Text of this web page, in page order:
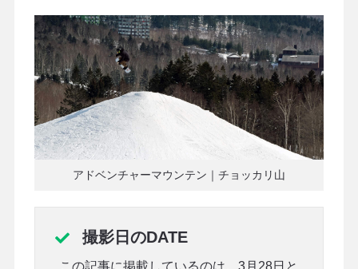
アドベンチャーマウンテン｜チョッカリ山
撮影日のDATE
この記事に掲載しているのは、3月28日と